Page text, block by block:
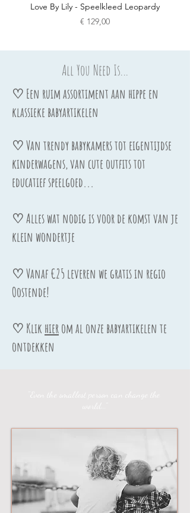
Love By Lily - Speelkleed Leopardy
Prijs
€ 129,00
All You Need Is...
♡ Een ruim assortiment aan hippe en
klassieke babyartikelen
♡ Van trendy babykamers tot eigentijdse
kinderwagens, van cute outfits tot
educatief speelgoed...
♡ Alles wat nodig is voor de komst van je
klein wondertje
♡ Vanaf €25 leveren we gratis in regio
Oostende!
♡ Klik hierom al onze babyartikelen te
ontdekken
"Even the smallest person can change the
world..."